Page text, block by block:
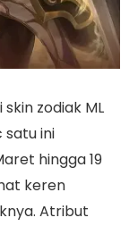
zodiak ML
satu ini
hingga 19
keren
Atribut